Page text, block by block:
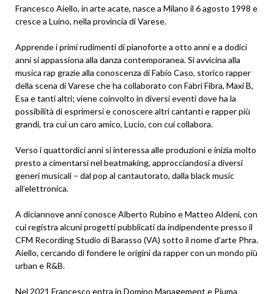
Francesco Aiello, in arte acate, nasce a Milano il 6 agosto 1998 e
cresce a Luino, nella provincia di Varese.
Apprende i primi rudimenti di pianoforte a otto anni e a dodici
anni si appassiona alla danza contemporanea. Si avvicina alla
musica rap grazie alla conoscenza di Fabio Caso, storico rapper
della scena di Varese che ha collaborato con Fabri Fibra, Maxi B,
Esa e tanti altri; viene coinvolto in diversi eventi dove ha la
possibilità di esprimersi e conoscere altri cantanti e rapper più
grandi, tra cui un caro amico, Lucio, con cui collabora.
Verso i quattordici anni si interessa alle produzioni e inizia molto
presto a cimentarsi nel beatmaking, approcciandosi a diversi
generi musicali – dal pop al cantautorato, dalla black music
all’elettronica.
A diciannove anni conosce Alberto Rubino e Matteo Aldeni, con
cui registra alcuni progetti pubblicati da indipendente presso il
CFM Recording Studio di Barasso (VA) sotto il nome d’arte Phra.
Aiello, cercando di fondere le origini da rapper con un mondo più
urban e R&B.
Nel 2021 Francesco entra in Domino Management e Piuma